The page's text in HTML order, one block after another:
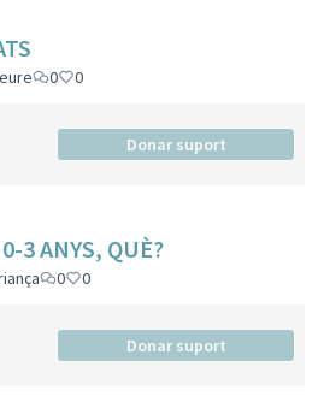
0 0
Donar suport
3 ANYS, QUÈ?
0 0
Donar suport